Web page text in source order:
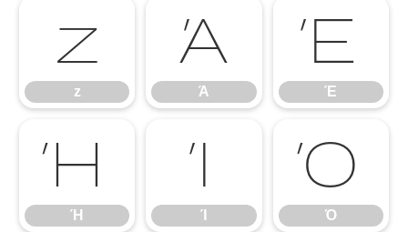
z
z
Ά
Ά
Έ
Έ
Ή
Ή
Ί
Ί
Ό
Ό